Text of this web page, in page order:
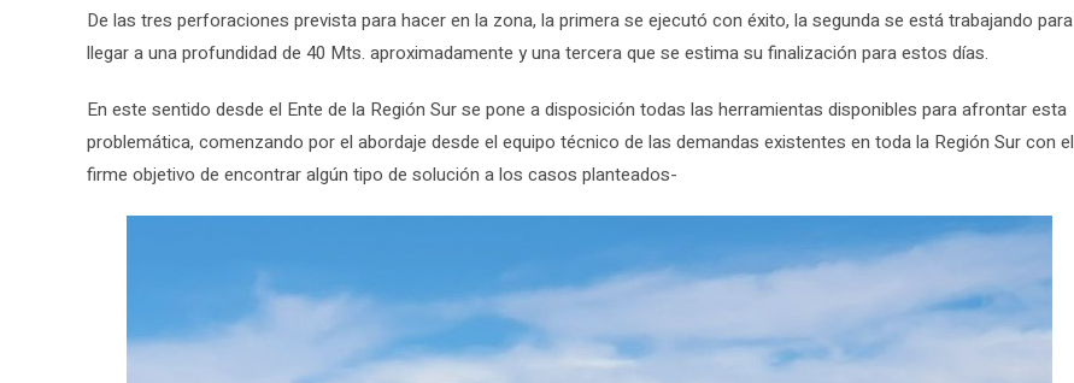
De las tres perforaciones prevista para hacer en la zona, la primera se ejecutó con éxito, la segunda se está trabajando para
llegar a una profundidad de 40 Mts. aproximadamente y una tercera que se estima su finalización para estos días.
En este sentido desde el Ente de la Región Sur se pone a disposición todas las herramientas disponibles para afrontar esta
problemática, comenzando por el abordaje desde el equipo técnico de las demandas existentes en toda la Región Sur con el
firme objetivo de encontrar algún tipo de solución a los casos planteados-